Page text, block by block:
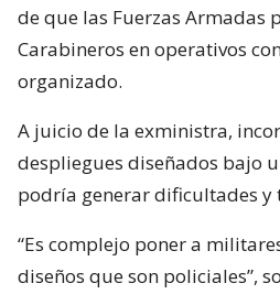
de que las Fuerzas Armadas
Carabineros en operativos
organizado.
A juicio de la exministra,
despliegues diseñados bajo
podría generar dificultades y
“Es complejo poner a
diseños que son policiales”,